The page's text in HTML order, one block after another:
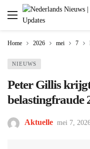
Home 2026 mei 7
NIEUWS
Peter Gillis
belastingfraude
Aktuelle mei 7,